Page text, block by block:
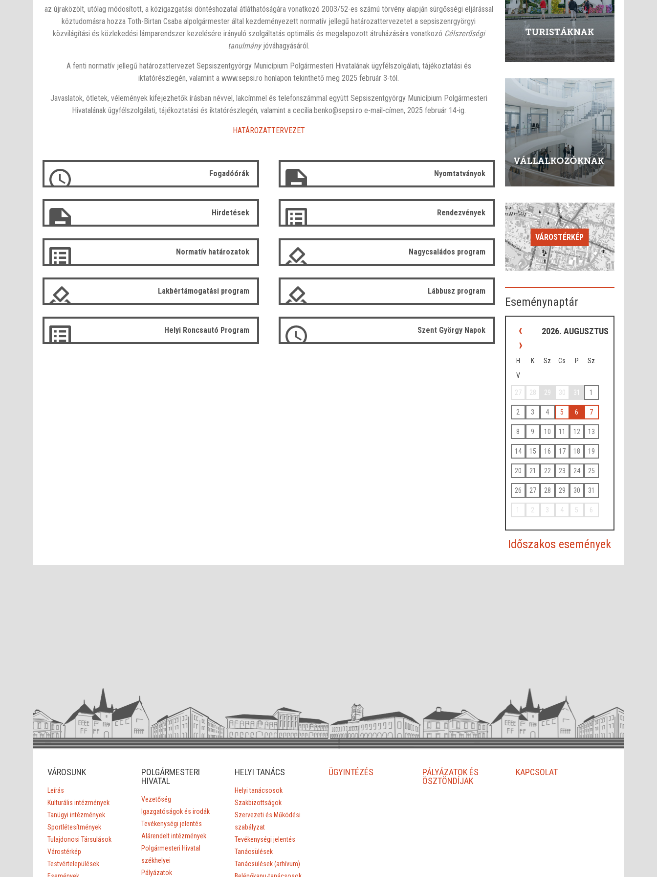
az újraközölt, utólag módosított, a közigazgatási döntéshozatal átláthatóságára vonatkozó 2003/52-es számú törvény alapján sürgősségi eljárással
köztudomásra hozza Toth-Birtan Csaba alpolgármester által kezdeményezett normatív jellegű határozattervezetet a sepsiszenrgyörgyi
közvilágítási és közlekedési lámparendszer kezelésére irányuló szolgáltatás optimális és megalapozott átruházására vonatkozó Célszerűségi
tanulmányjóváhagyásáról.
A fenti normatív jellegű határozattervezet Sepsiszentgyörgy Municípium Polgármesteri Hivatalának ügyfélszolgálati, tájékoztatási és
iktatórészlegén, valamint a www.sepsi.ro honlapon tekinthető meg 2025 február 3-tól.
Javaslatok, ötletek, vélemények kifejezhetők írásban névvel, lakcímmel és telefonszámmal együtt Sepsiszentgyörgy Municípium Polgármesteri
Hivatalának ügyfélszolgálati, tájékoztatási és iktatórészlegén, valamint a cecilia.benko@sepsi.ro e-mail-címen, 2025 február 14-ig.
HATÁROZATTERVEZET
Fogadóórák Nyomtatványok
Hirdetések Rendezvények
Normatív határozatok Nagycsaládos program
Lakbértámogatási program Lábbusz program
Helyi Roncsautó Program Szent György Napok
VÁROSTÉRKÉP
Eseménynaptár
‹ 2026. AUGUSZTUS
›
H K Sz Cs P
Sz
V
27 28 29 30 31 1
2 3 4 5 6 7
8 9 10 11 12 13
14 15 16 17 18 19
20 21 22 23 24 25
26 27 28 29 30 31
1 2 3 4 5 6
Időszakos események
VÁROSUNK
Leírás
Kulturális intézmények
Tanügyi intézmények
Sportlétesítmények
Tulajdonosi Társulások
Várostérkép
Testvértelepülések
POLGÁRMESTERI
HIVATAL
Vezetőség
Igazgatóságok és irodák
Tevékenységi jelentés
Alárendelt intézmények
Polgármesteri Hivatal
székhelyei
Pályázatok
HELYI TANÁCS
Helyi tanácsosok
Szakbizottságok
Szervezeti és Működési
szabályzat
Tevékenységi jelentés
Tanácsülések
Tanácsülések (arhívum)
ÜGYINTÉZÉS
PÁLYÁZATOK ÉS
ÖSZTÖNDÍJAK
KAPCSOLAT